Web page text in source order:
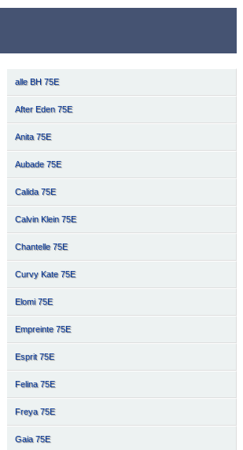
alle BH 75E
After Eden 75E
Anita 75E
Aubade 75E
Calida 75E
Calvin Klein 75E
Chantelle 75E
Curvy Kate 75E
Elomi 75E
Empreinte 75E
Esprit 75E
Felina 75E
Freya 75E
Gaia 75E